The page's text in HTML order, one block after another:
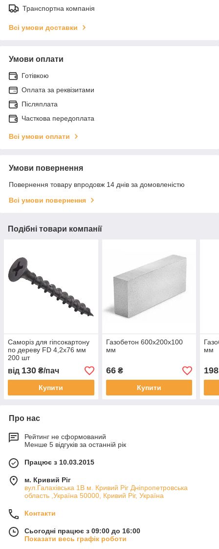
Транспортна компанія
Всі умови доставки
Умови оплати
Готівкою
Оплата за реквізитами
Післяплата
Часткова передоплата
Всі умови оплати
Умови повернення
Повернення товару впродовж 14 днів за домовленістю
Всі умови повернення
Подібні товари компанії
Саморіз для гіпсокартону
по дереву FD 4,2x76 мм
200 шт
від 130 ₴/пач
Купити
Газобетон 600x200x100
мм
66₴
Купити
мм
198
Про нас
Рейтинг не сформований
Менше 5 відгуків за останній рік
Працює з 10.03.2015
м. Кривий Ріг
вул.Галахівська 1В м. Кривий Ріг Дніпропетровська
область ,Україна 50000, Кривий Ріг, Україна
Контакти
Сьогодні працює з 09:00 до 16:00
Показати весь графік роботи